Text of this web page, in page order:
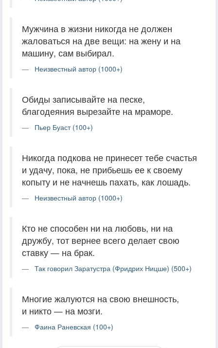
Мужчина в жизни никогда не должен
жаловаться на две вещи: на жену и на
машину, сам выбирал.
Неизвестный автор (1000+)
Обиды записывайте на песке,
благодеяния вырезайте на мраморе.
Пьер Буаст (100+)
Никогда подкова не принесет тебе счастья
и удачу, пока, не прибьешь ее к своему
копыту и не начнешь пахать, как лошадь.
Неизвестный автор (1000+)
Кто не способен ни на любовь, ни на
дружбу, тот вернее всего делает свою
ставку — на брак.
Так говорил Заратустра (Фридрих Ницше) (500+)
Многие жалуются на свою внешность,
и никто — на мозги.
Фаина Раневская (100+)